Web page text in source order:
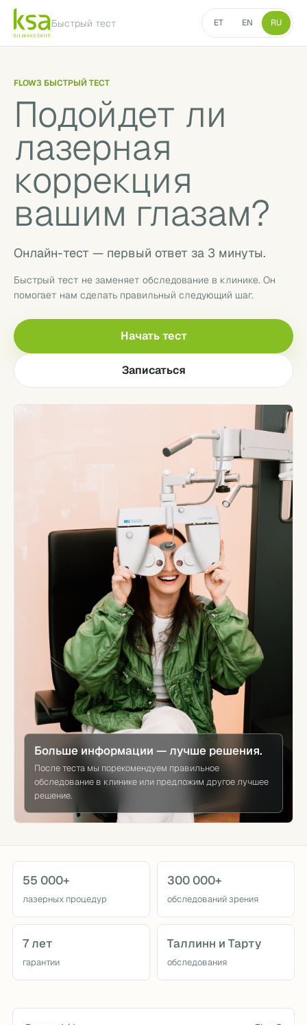
Быстрый тест ET EN RU
FLOW3 БЫСТРЫЙ ТЕСТ
Подойдет ли
лазерная
коррекция
вашим глазам?
Онлайн-тест — первый ответ за 3 минуты.
Быстрый тест не заменяет обследование в клинике. Он
помогает нам сделать правильный следующий шаг.
Начать тест
Записаться
Больше информации — лучше решения.
После теста мы порекомендуем правильное
обследование в клинике или предложим другое лучшее
решение.
55 000+
лазерных процедур
300 000+
обследований зрения
7 лет
гарантии
Таллинн и Тарту
обследования